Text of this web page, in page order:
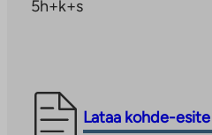
5h+k+s
Lataa kohde-esite
Linkki